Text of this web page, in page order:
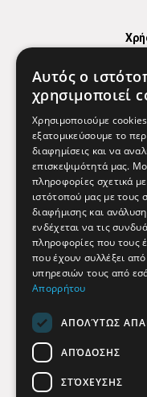
Πολιτική
Αυτός ο
χρησιμοποιεί
Χρησιμοποιούμε
εξατομικεύσουμε το
διαφημίσεις και να
επισκεψιμότητά μας.
πληροφορίες σχετικά
ιστότοπού μας με τους
διαφήμισης και
ενδέχεται να τις
πληροφορίες που τους
που έχουν συλλέξει
υπηρεσιών τους από
Απορρήτου
ΑΠΟΛΎΤΩΣ
ΑΠΌΔΟΣΗΣ
ΣΤΌΧΕΥΣΗΣ